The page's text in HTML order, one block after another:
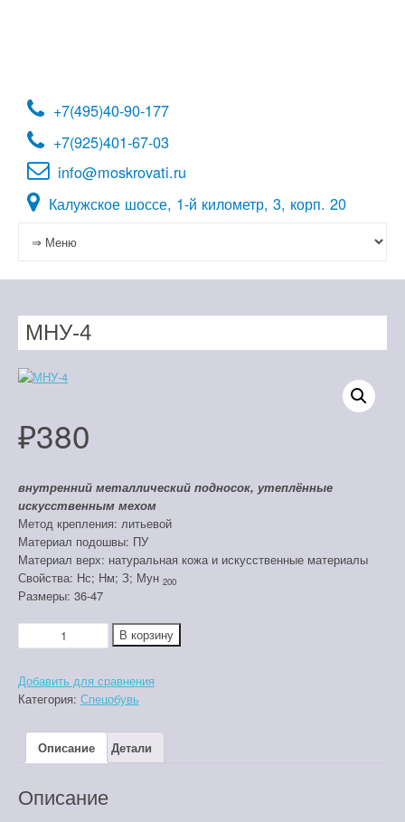
+7(495)40-90-177
+7(925)401-67-03
info@moskrovati.ru
Калужское шоссе, 1-й километр, 3, корп. 20
МНУ-4
₽380
внутренний металлический подносок, утеплённые
искусственным мехом
Метод крепления: литьевой
Материал подошвы: ПУ
Материал верх: натуральная кожа и искусственные материалы
Свойства: Нс; Нм; З; Мун 200
Размеры: 36-47
Количество
товара
В корзину
Добавить для сравнения
Категория: Спецобувь
Описание Детали
Описание